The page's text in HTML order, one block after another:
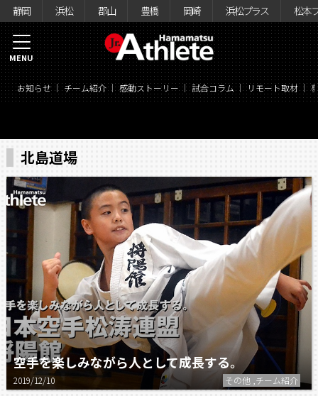
静岡 浜松 郡山 豊橋 岡崎 浜松プラス 松本
お知らせ チーム紹介 感動ストーリー 試合コラム リモート取材
MENU
北島道場
空手を楽しみながら人として成長する。
2019/12/10 その他 ,チーム紹介